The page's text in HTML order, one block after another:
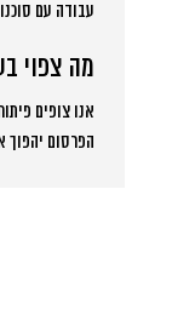
עבודה עם
מה צפוי
אנו צופים
הפרסום יהפוך